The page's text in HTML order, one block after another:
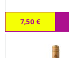
7,50 €